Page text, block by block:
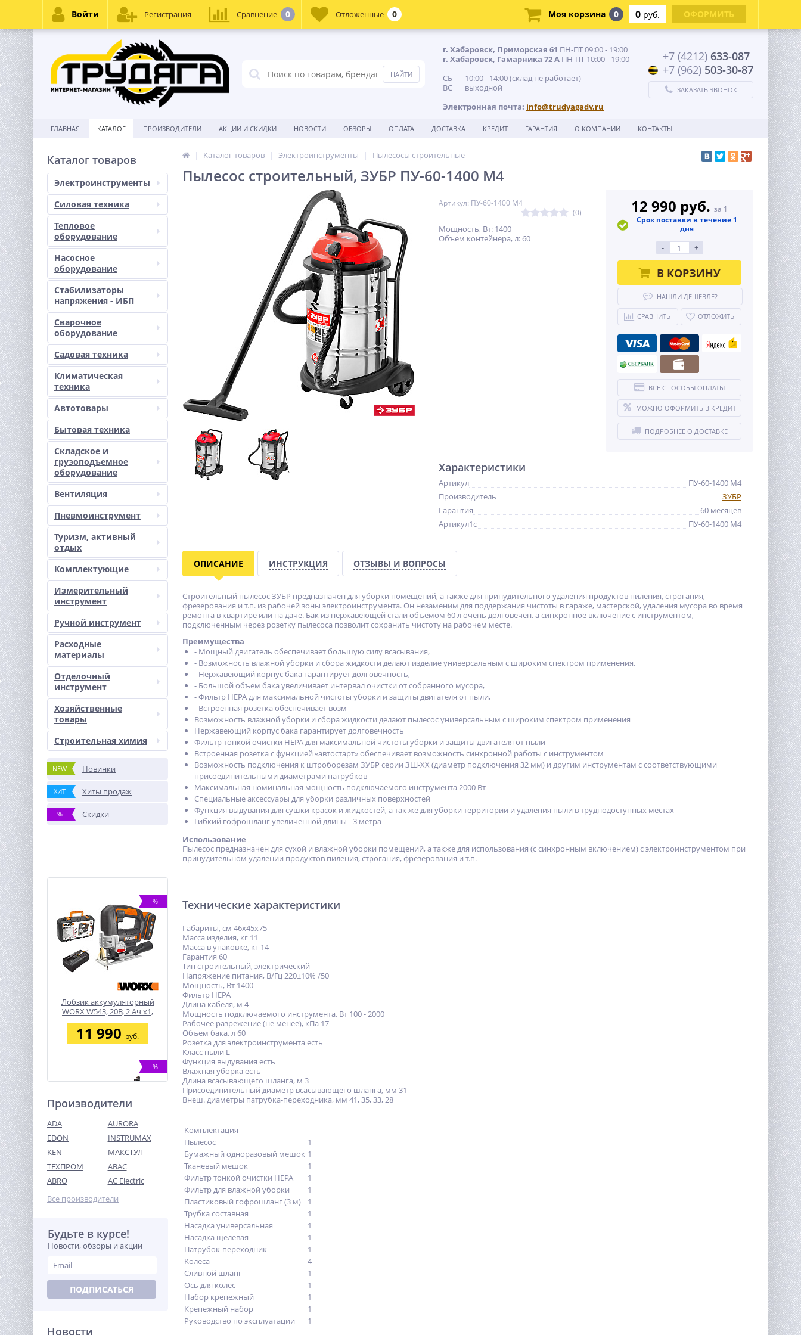
г. Хабаровск, Приморская 61 ПН-ПТ 09:00 - 19:00
г. Хабаровск, Гамарника 72 А ПН-ПТ 10:00 - 19:00
СБ 10:00 - 14:00 (склад не работает)
ВС выходной
Электронная почта: info@trudyagadv.ru
+7 (4212) 633-087
+7 (962) 503-30-87
ЗАКАЗАТЬ ЗВОНОК
ГЛАВНАЯ КАТАЛОГ ПРОИЗВОДИТЕЛИ АКЦИИ И СКИДКИ НОВОСТИ ОБЗОРЫ ОПЛАТА ДОСТАВКА КРЕДИТ ГАРАНТИЯ О КОМПАНИИ КОНТАКТЫ
Каталог товаров
Электроинструменты
Силовая техника
Тепловое
оборудование
Насосное
оборудование
Стабилизаторы
напряжения - ИБП
Сварочное
оборудование
Садовая техника
Климатическая
техника
Автотовары
Бытовая техника
Складское и
грузоподъемное
оборудование
Вентиляция
Пневмоинструмент
Туризм, активный
отдых
Комплектующие
Измерительный
инструмент
Ручной инструмент
Расходные
материалы
Отделочный
инструмент
Хозяйственные
товары
Строительная химия
NEW Новинки
ХИТ Хиты продаж
% Скидки
%
Лобзик аккумуляторный
WORX W543, 20В, 2 Ач х1,
кейс
11 990 руб.
%
Лебедка (3629 кг/28 м)
автомобильная TOR 12 V
P8000
39 298
Производители
ADA
AURORA
EDON
INSTRUMAX
KEN
МАКСТУЛ
ТЕХПРОМ
ABAC
ABRO
AC Electric
Все производители
Будьте в курсе!
Новости, обзоры и акции
ПОДПИСАТЬСЯ
Новости
Каталог товаров Электроинструменты Пылесосы строительные
Пылесос строительный, ЗУБР ПУ-60-1400 М4
Артикул: ПУ-60-1400 М4
(0)
Мощность, Вт: 1400
Объем контейнера, л: 60
12 990 руб. за 1
Срок поставки в течение 1
дня
- +
В КОРЗИНУ
НАШЛИ ДЕШЕВЛЕ?
СРАВНИТЬ ОТЛОЖИТЬ
ВСЕ СПОСОБЫ ОПЛАТЫ
МОЖНО ОФОРМИТЬ В КРЕДИТ
ПОДРОБНЕЕ О ДОСТАВКЕ
Характеристики
Артикул
ПУ-60-1400 М4
Производитель
ЗУБР
Гарантия
60 месяцев
Артикул1c
ПУ-60-1400 М4
ОПИСАНИЕ ИНСТРУКЦИЯ ОТЗЫВЫ И ВОПРОСЫ
Строительный пылесос ЗУБР предназначен для уборки помещений, а также для принудительного удаления продуктов пиления, строгания,
фрезерования и т.п. из рабочей зоны электроинструмента. Он незаменим для поддержания чистоты в гараже, мастерской, удаления мусора во время
ремонта в квартире или на даче. Бак из нержавеющей стали объемом 60 л очень долговечен. а синхронное включение с инструментом,
подключенным через розетку пылесоса позволит сохранить чистоту на рабочем месте.
Преимущества
- Мощный двигатель обеспечивает большую силу всасывания,
- Возможность влажной уборки и сбора жидкости делают изделие универсальным с широким спектром применения,
- Нержавеющий корпус бака гарантирует долговечность,
- Большой объем бака увеличивает интервал очистки от собранного мусора,
- Фильтр HEPA для максимальной чистоты уборки и защиты двигателя от пыли,
- Встроенная розетка обеспечивает возм
Возможность влажной уборки и сбора жидкости делают пылесос универсальным с широким спектром применения
Нержавеющий корпус бака гарантирует долговечность
Фильтр тонкой очистки HEPA для максимальной чистоты уборки и защиты двигателя от пыли
Встроенная розетка с функцией «автостарт» обеспечивает возможность синхронной работы с инструментом
Возможность подключения к штроборезам ЗУБР серии ЗШ-ХХ (диаметр подключения 32 мм) и другим инструментам с соответствующими
присоединительными диаметрами патрубков
Максимальная номинальная мощность подключаемого инструмента 2000 Вт
Специальные аксессуары для уборки различных поверхностей
Функция выдувания для сушки красок и жидкостей, а так же для уборки территории и удаления пыли в труднодоступных местах
Гибкий гофрошланг увеличенной длины - 3 метра
Использование
Пылесос предназначен для сухой и влажной уборки помещений, а также для использования (с синхронным включением) с электроинструментом при
принудительном удалении продуктов пиления, строгания, фрезерования и т.п.
Технические характеристики
Габариты, см 46x45x75
Масса изделия, кг 11
Масса в упаковке, кг 14
Гарантия 60
Тип строительный, электрический
Напряжение питания, В/Гц 220±10% /50
Мощность, Вт 1400
Фильтр HEPA
Длина кабеля, м 4
Мощность подключаемого инструмента, Вт 100 - 2000
Рабочее разрежение (не менее), кПа 17
Объем бака, л 60
Розетка для электроинструмента есть
Класс пыли L
Функция выдувания есть
Влажная уборка есть
Длина всасывающего шланга, м 3
Присоединительный диаметр всасывающего шланга, мм 31
Внеш. диаметры патрубка-переходника, мм 41, 35, 33, 28
Комплектация
Пылесос
1
Бумажный одноразовый мешок 1
Тканевый мешок
1
Фильтр тонкой очистки HEPA
1
Фильтр для влажной уборки
1
Пластиковый гофрошланг (3 м)
1
Трубка составная
1
Насадка универсальная
1
Насадка щелевая
1
Патрубок-переходник
1
Колеса
4
Сливной шланг
1
Ось для колес
1
Набор крепежный
1
Крепежный набор
1
Руководство по эксплуатации
1
Войти Регистрация Сравнение 0 Отложенные 0 Моя корзина 0 0 руб. ОФОРМИТЬ